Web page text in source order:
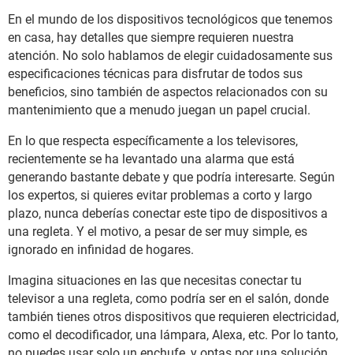
En el mundo de los dispositivos tecnológicos que tenemos
en casa, hay detalles que siempre requieren nuestra
atención. No solo hablamos de elegir cuidadosamente sus
especificaciones técnicas para disfrutar de todos sus
beneficios, sino también de aspectos relacionados con su
mantenimiento que a menudo juegan un papel crucial.
En lo que respecta específicamente a los televisores,
recientemente se ha levantado una alarma que está
generando bastante debate y que podría interesarte. Según
los expertos, si quieres evitar problemas a corto y largo
plazo, nunca deberías conectar este tipo de dispositivos a
una regleta. Y el motivo, a pesar de ser muy simple, es
ignorado en infinidad de hogares.
Imagina situaciones en las que necesitas conectar tu
televisor a una regleta, como podría ser en el salón, donde
también tienes otros dispositivos que requieren electricidad,
como el decodificador, una lámpara, Alexa, etc. Por lo tanto,